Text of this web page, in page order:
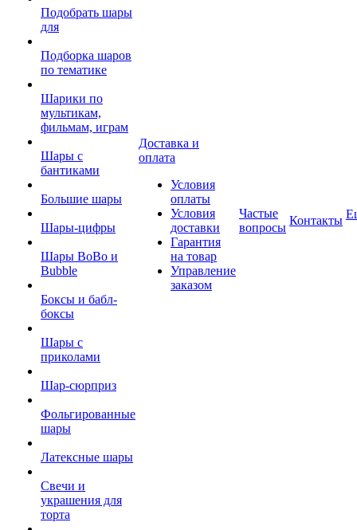
Подобрать шары
для
Подборка шаров
по тематике
Шарики по
мультикам,
фильмам, играм
Шары с
бантиками
Большие шары
Шары-цифры
Шары BoBo и
Bubble
Боксы и бабл-
боксы
Шары с
приколами
Шар-сюрприз
Фольгированные
шары
Латексные шары
Свечи и
украшения для
торта
Доставка и
оплата
Условия
оплаты
Условия
доставки
Гарантия
на товар
Управление
заказом
Частые
вопросы
Контакты